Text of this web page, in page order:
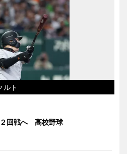
ルト
回戦へ 高校野球